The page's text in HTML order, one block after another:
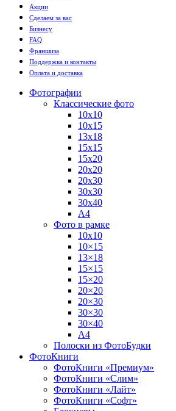
Акции
Сделаем за вас
Бизнесу
FAQ
Франшиза
Поддержка и контакты
Оплата и доставка
Фотографии
Классические фото
10х10
10х15
13х18
15х15
15х20
20х20
20х30
30х30
30х40
А4
Фото в рамке
10х10
10×15
13×18
15×15
15×20
20×20
20×30
30×30
30×40
A4
Полоски из ФотоБудки
ФотоКниги
ФотоКниги «Премиум»
ФотоКниги «Слим»
ФотоКниги «Лайт»
ФотоКниги «Софт»